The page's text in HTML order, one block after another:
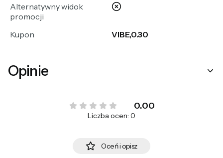
Alternatywny widok
promocji
nie
Kupon VIBE,0.30
Opinie
0.00
Liczba ocen: 0
Oceń i opisz